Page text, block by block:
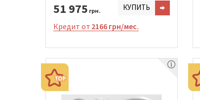
51 975 грн. КУПИТЬ
Кредит от 2166 грн/мес.